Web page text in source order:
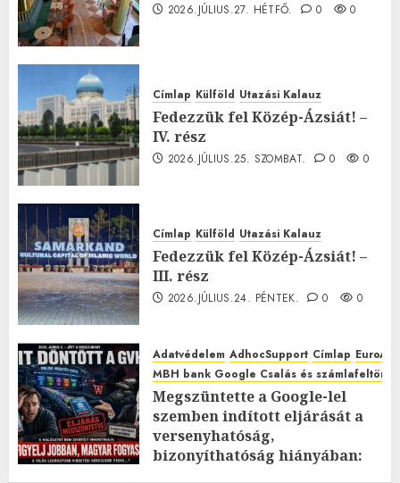
2026.JÚLIUS.27. HÉTFŐ. 0 0
Címlap Külföld Utazási Kalauz
Fedezzük fel Közép-Ázsiát! –
IV. rész
2026.JÚLIUS.25. SZOMBAT. 0 0
Címlap Külföld Utazási Kalauz
Fedezzük fel Közép-Ázsiát! –
III. rész
2026.JÚLIUS.24. PÉNTEK. 0 0
Adatvédelem AdhocSupport Címlap
MBH bank Google Csalás és
Megszüntette a Google-lel
szemben indított eljárását a
versenyhatóság,
bizonyíthatóság hiányában: